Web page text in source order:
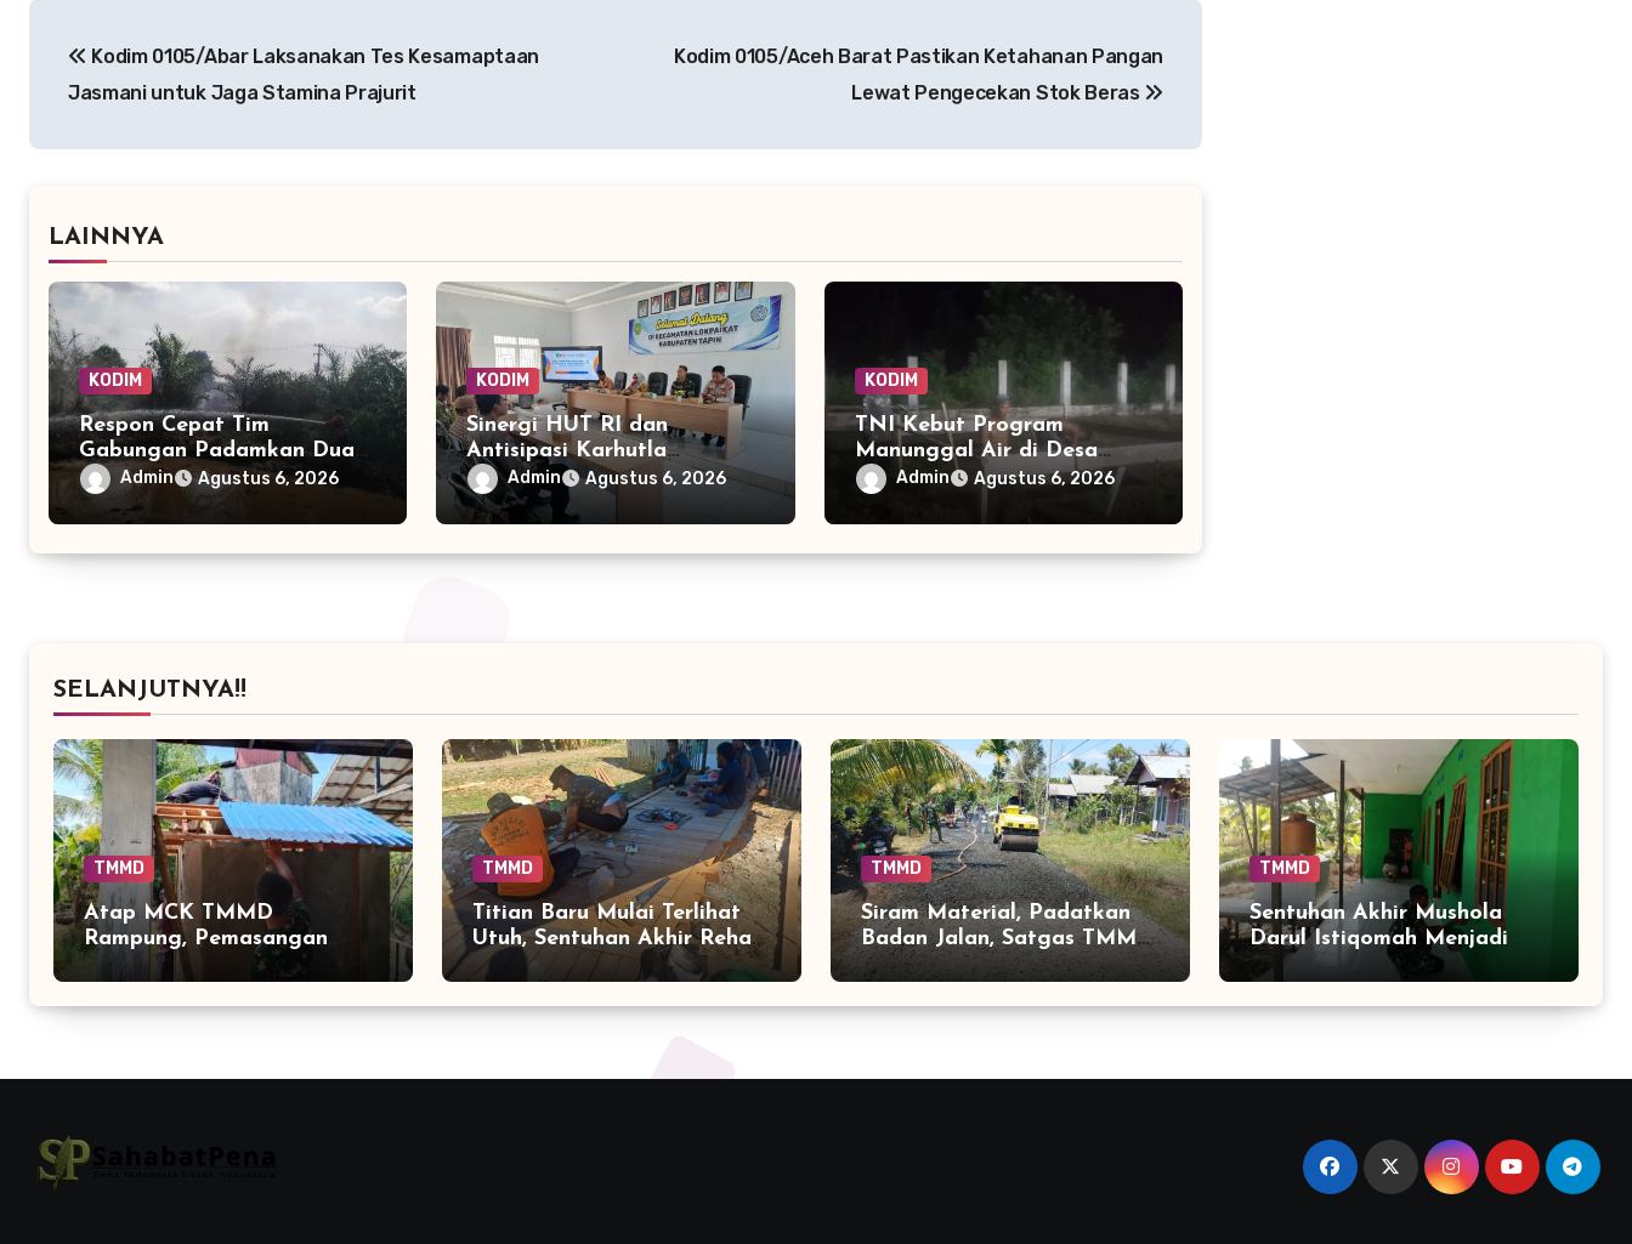
pos Kodim 0105/Abar Laksanakan Tes Kesamaptaan
Jasmani untuk Jaga Stamina Prajurit
Kodim 0105/Aceh Barat Pastikan Ketahanan Pangan
Lewat Pengecekan Stok Beras
LAINNYA
KODIM
Respon Cepat Tim
Gabungan Padamkan Dua
Titik Karhutla di Tapin
dalam Hitungan Menit
Admin Agustus 6, 2026
KODIM
Sinergi HUT RI dan
Antisipasi Karhutla
Menguat Lewat Rapat
Lintas Sektor di Lokpaikat
Admin Agustus 6, 2026
KODIM
TNI Kebut Program
Manunggal Air di Desa
Kubu, Air Bersih Segera
Mengalir ke Rumah Warga
Admin Agustus 6, 2026
SELANJUTNYA!!
TMMD
Atap MCK TMMD
Rampung, Pemasangan
Keramik Menjadi Sentuhan
Tamban Bangun
TMMD
Titian Baru Mulai Terlihat
Utuh, Sentuhan Akhir Rehab
TPA TMMD Perkuat Akses
TMMD
Siram Material, Padatkan
Badan Jalan, Satgas TMMD
Ke-129 Kejar Kualitas Akses
TMMD
Sentuhan Akhir Mushola
Darul Istiqomah Menjadi
Penanda Hadirnya Ruang
Tamban Bangun